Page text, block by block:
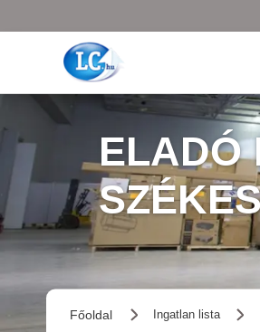
ELADÓ
Főoldal Ingatlan lista